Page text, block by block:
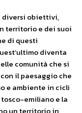
diversi obiettivi,
territorio e dei suoi
di questi
diventa
comunità che si
il paesaggio che
e ambiente in cicli
emiliano e la